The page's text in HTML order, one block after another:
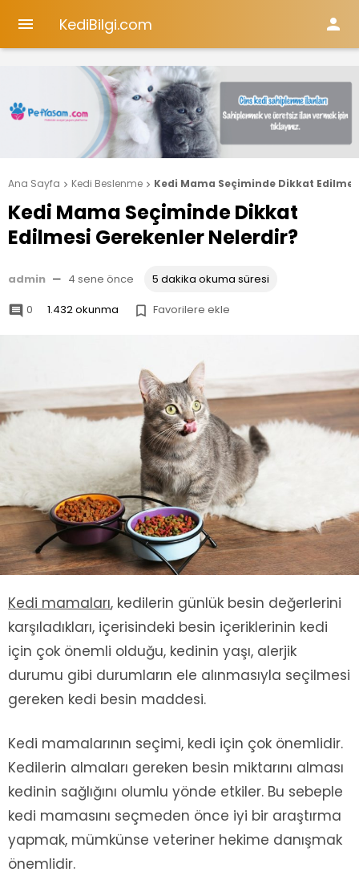
 KediBilgi.com 
Ana Sayfa  Kedi Beslenme  Kedi Mama Seçiminde Dikkat
Kedi Mama Seçiminde Dikkat
Edilmesi Gerekenler Nelerdir?
admin — 4 sene önce 5 dakika okuma süresi
 0 1.432 okunma  Favorilere ekle
Kedi mamaları, kedilerin günlük besin değerlerini
karşıladıkları, içerisindeki besin içeriklerinin kedi
için çok önemli olduğu, kedinin yaşı, alerjik
durumu gibi durumların ele alınmasıyla seçilmesi
gereken kedi besin maddesi.
Kedi mamalarının seçimi, kedi için çok önemlidir.
Kedilerin almaları gereken besin miktarını alması
kedinin sağlığını olumlu yönde etkiler. Bu sebeple
kedi mamasını seçmeden önce iyi bir araştırma
yapmak, mümkünse veteriner hekime danışmak
önemlidir.